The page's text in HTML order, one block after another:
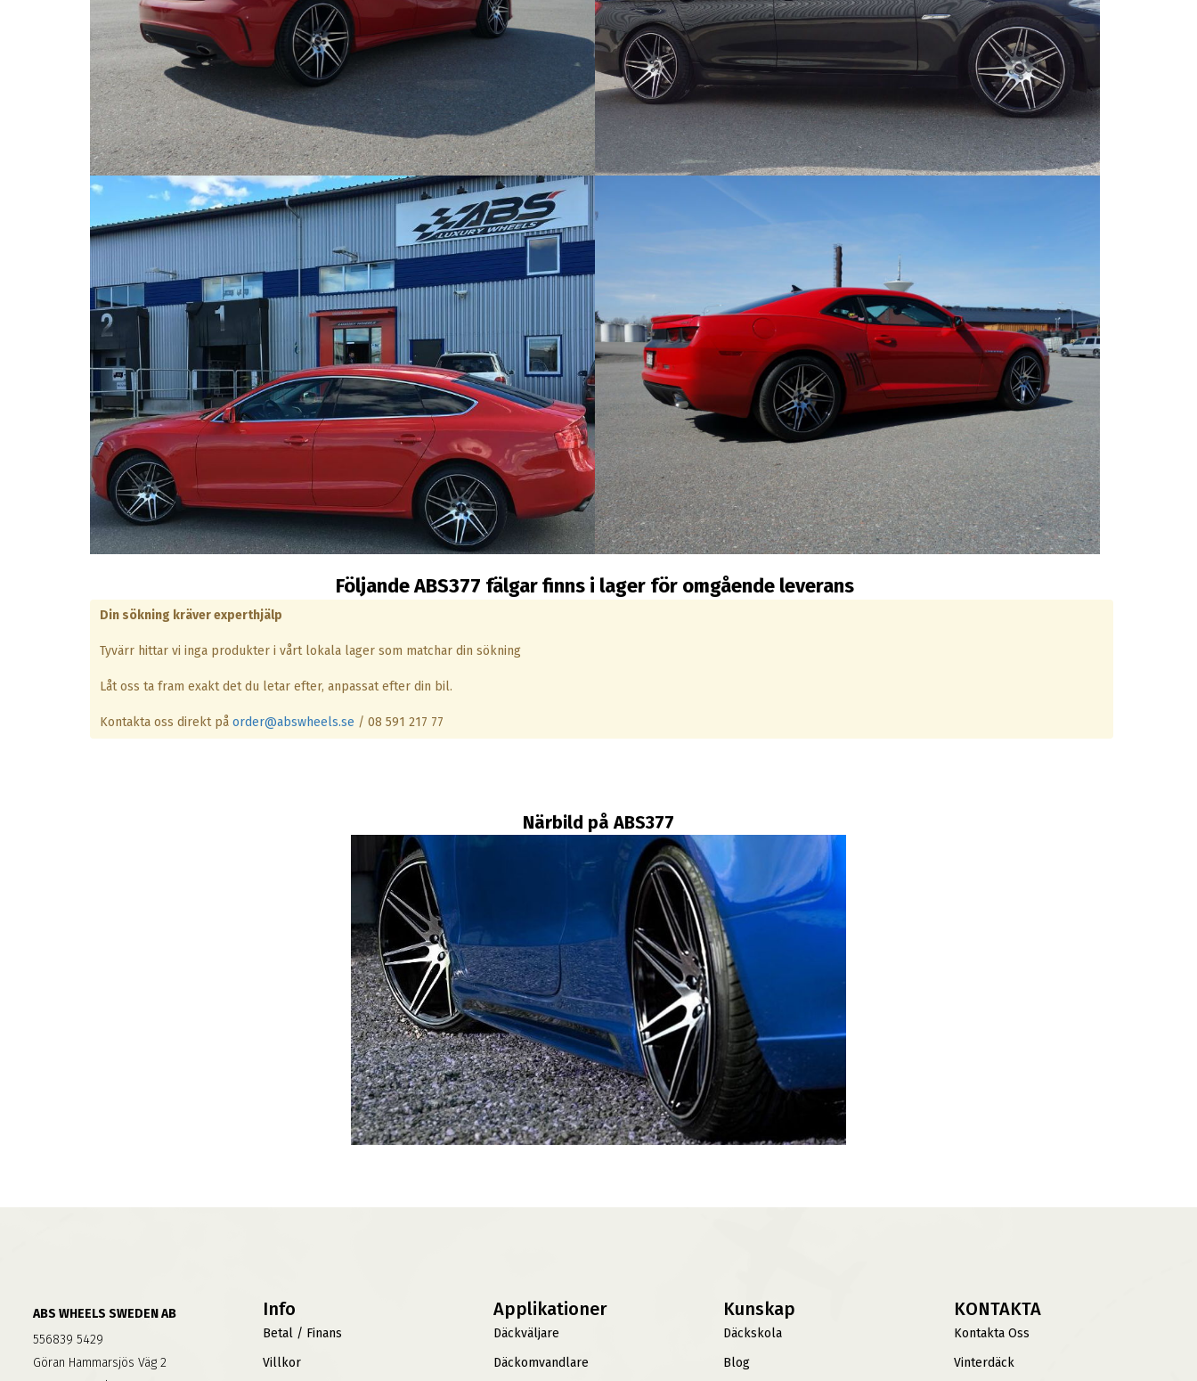
Följande ABS377 fälgar finns i lager för omgående leverans
Din sökning kräver experthjälp
Tyvärr hittar vi inga produkter i vårt lokala lager som matchar din sökning
Låt oss ta fram exakt det du letar efter, anpassat efter din bil.
Kontakta oss direkt på order@abswheels.se / 08 591 217 77
Närbild på ABS377
ABS WHEELS SWEDEN AB
556839 5429
Göran Hammarsjös Väg 2
Info
Betal / Finans
Villkor
Applikationer
Däckväljare
Däckomvandlare
Kunskap
Däckskola
Blog
KONTAKTA
Kontakta Oss
Vinterdäck